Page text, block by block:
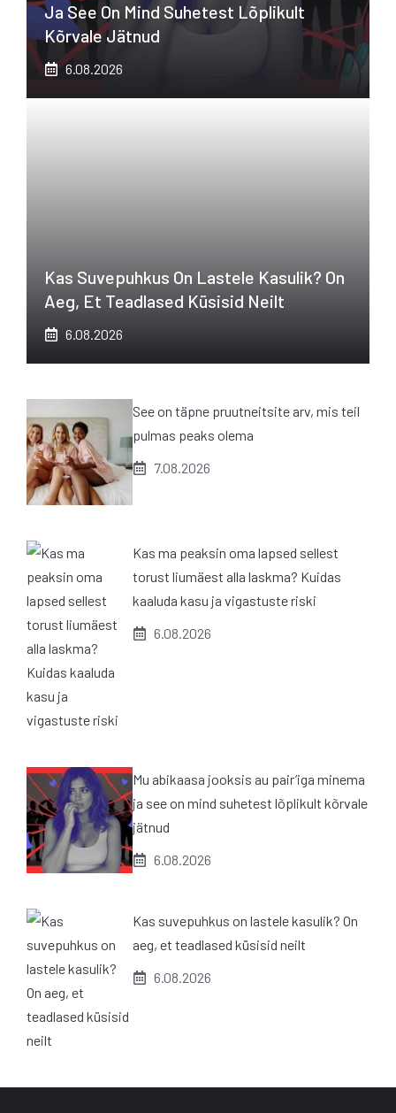
Ja See On Mind Suhetest Lõplikult
Kõrvale Jätnud
6.08.2026
Kas Suvepuhkus On Lastele Kasulik? On
Aeg, Et Teadlased Küsisid Neilt
6.08.2026
See on täpne pruutneitsite arv, mis teil
pulmas peaks olema
7.08.2026
Kas ma peaksin oma lapsed sellest
torust liumäest alla laskma? Kuidas
kaaluda kasu ja vigastuste riski
6.08.2026
Mu abikaasa jooksis au pair’iga minema
ja see on mind suhetest lõplikult kõrvale
jätnud
6.08.2026
Kas suvepuhkus on lastele kasulik? On
aeg, et teadlased küsisid neilt
6.08.2026